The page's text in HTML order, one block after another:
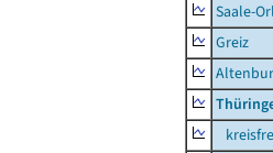
Saale-
Greiz